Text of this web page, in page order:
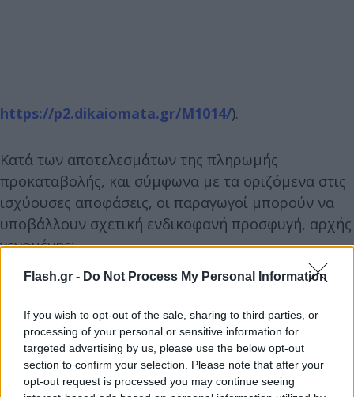
Flash.gr - Do Not Process My Personal Information
If you wish to opt-out of the sale, sharing to third parties, or
processing of your personal or sensitive information for
targeted advertising by us, please use the below opt-out
section to confirm your selection. Please note that after your
opt-out request is processed you may continue seeing
https://p2.dikaiomata.gr/M1014/).
Κατά των αποτελεσμάτων της πληρωμής
προκαταβολής, και σύμφωνα με τα οριζόμενα στις
ισχύουσες αποφάσεις, οι παραγωγοί μπορούν να
υποβάλλουν σχετική ενδικοφανή προσφυγή, αρχής
γενομένης:
- Για το Μέτρο 11 από την Τετάρτη 11 Δεκεμβρίου
2024 και εντός πέντε (5) εργασίμων ημερών,
δηλαδή έως και την Τρίτη 17 Δεκεμβρίου 2024,
- Για τη Δράση Μ10.1.08 από την Τετάρτη 11